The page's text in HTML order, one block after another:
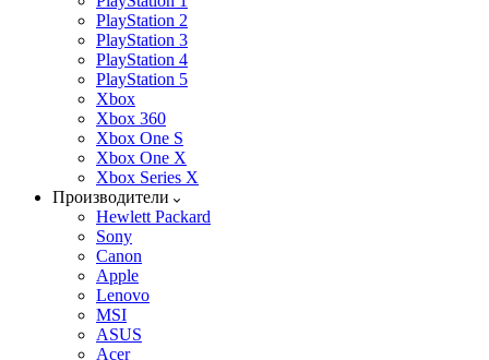
PlayStation 2
PlayStation 3
PlayStation 4
PlayStation 5
Xbox
Xbox 360
Xbox One S
Xbox One X
Xbox Series X
Производители
Hewlett Packard
Sony
Canon
Apple
Lenovo
MSI
ASUS
Acer